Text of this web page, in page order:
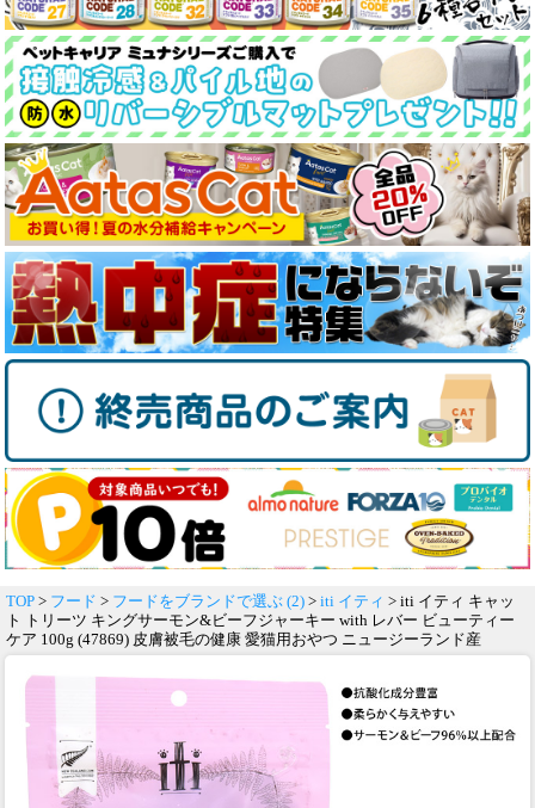
TOP > フード > フードをブランドで選ぶ (2) > iti イティ > iti イティ キャッ
ト トリーツ キングサーモン&ビーフジャーキー with レバー ビューティー
ケア 100g (47869) 皮膚被毛の健康 愛猫用おやつ ニュージーランド産